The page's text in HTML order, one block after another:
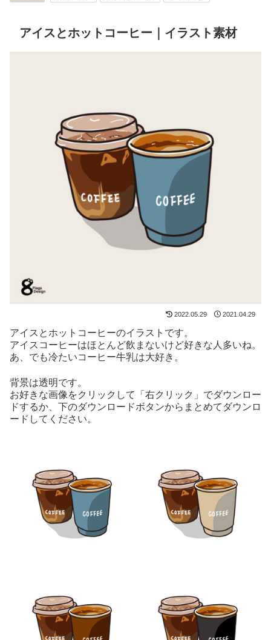
アイスとホットコーヒー｜イラスト素材
2022.05.29 2021.04.29
アイスとホットコーヒーのイラストです。
アイスコーヒーはほとんど飲まないけど好きな人多いね。
あ、でも冷たいコーヒー牛乳は大好き。
背景は透明です。
お好きな画像をクリックして「右クリック」でダウンロー
ドするか、下のダウンロードボタンからまとめてダウンロ
ードしてください。